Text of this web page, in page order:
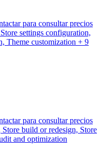
para consultar precios
settings configuration,
Theme customization + 9
para consultar precios
build or redesign, Store
and optimization